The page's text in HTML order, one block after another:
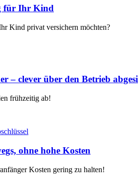
für Ihr Kind
Kind privat versichern möchten?
– clever über den Betrieb
frühzeitig ab!
ohne hohe Kosten
Kosten gering zu halten!